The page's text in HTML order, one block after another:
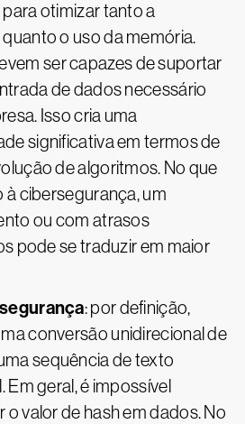
otimizar tanto a
o uso da memória.
ser capazes de suportar
de dados necessário
Isso cria uma
significativa em termos de
de algoritmos. No que
à cibersegurança, um
ou com atrasos
pode se traduzir em maior
: por definição,
conversão unidirecional de
sequência de texto
Em geral, é impossível
o valor de hash em dados. No